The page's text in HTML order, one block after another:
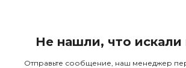
Не нашли, что
Отправьте сообщение, наш менеджер